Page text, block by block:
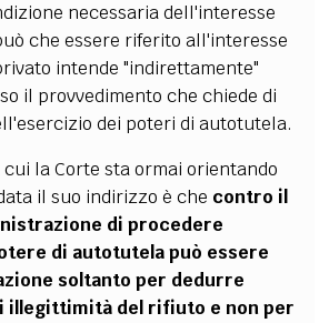
necessaria dell'interesse
che essere riferito all'interesse
intende "indirettamente"
il provvedimento che chiede di
dei poteri di autotutela.
la Corte sta ormai orientando
il suo indirizzo è che contro il
di procedere
di autotutela può essere
soltanto per dedurre
illegittimità del rifiuto e non per